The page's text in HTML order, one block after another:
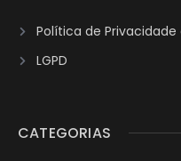
Política de
LGPD
CATEGORIAS